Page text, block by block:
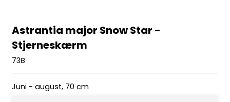
Astrantia major Snow Star -
Stjerneskærm
73B
Juni - august, 70 cm